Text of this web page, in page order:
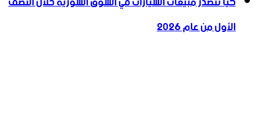
الأول من عام 2026